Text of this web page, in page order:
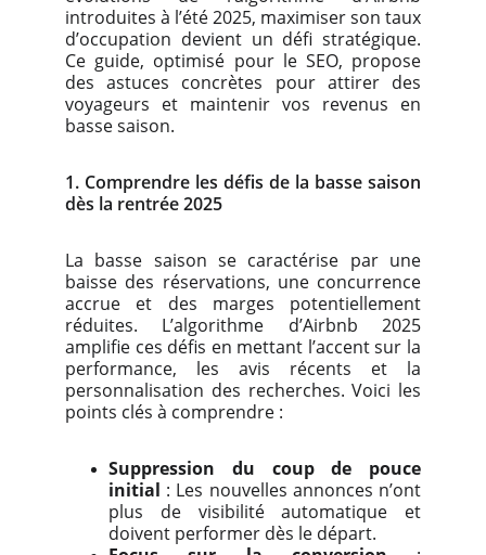
introduites à l’été 2025, maximiser son taux
d’occupation devient un défi stratégique.
Ce guide, optimisé pour le SEO, propose
des astuces concrètes pour attirer des
voyageurs et maintenir vos revenus en
basse saison.
1. Comprendre les défis de la basse saison
dès la rentrée 2025
La basse saison se caractérise par une
baisse des réservations, une concurrence
accrue et des marges potentiellement
réduites. L’algorithme d’Airbnb 2025
amplifie ces défis en mettant l’accent sur la
performance, les avis récents et la
personnalisation des recherches. Voici les
points clés à comprendre :
Suppression du coup de pouce
initial : Les nouvelles annonces n’ont
plus de visibilité automatique et
doivent performer dès le départ.